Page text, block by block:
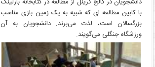
با کابین مطالعه ای که شبیه به یک زمین بازی مناسب
بزرگسالان است، لذت می‌برند. دانشجویان به آن
ورزشگاه جنگلی می‌گویند.